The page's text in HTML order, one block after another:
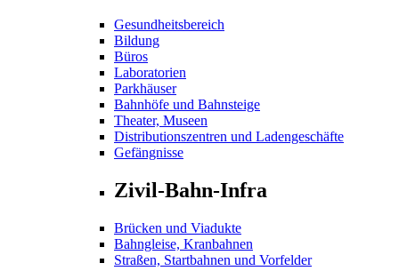
Gesundheitsbereich
Bildung
Büros
Laboratorien
Parkhäuser
Bahnhöfe und Bahnsteige
Theater, Museen
Distributionszentren und Ladengeschäfte
Gefängnisse
Zivil-Bahn-Infra
Brücken und Viadukte
Bahngleise, Kranbahnen
Straßen, Startbahnen und Vorfelder